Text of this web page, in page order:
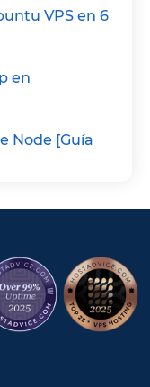
VPS en 6
en
Node [Guía